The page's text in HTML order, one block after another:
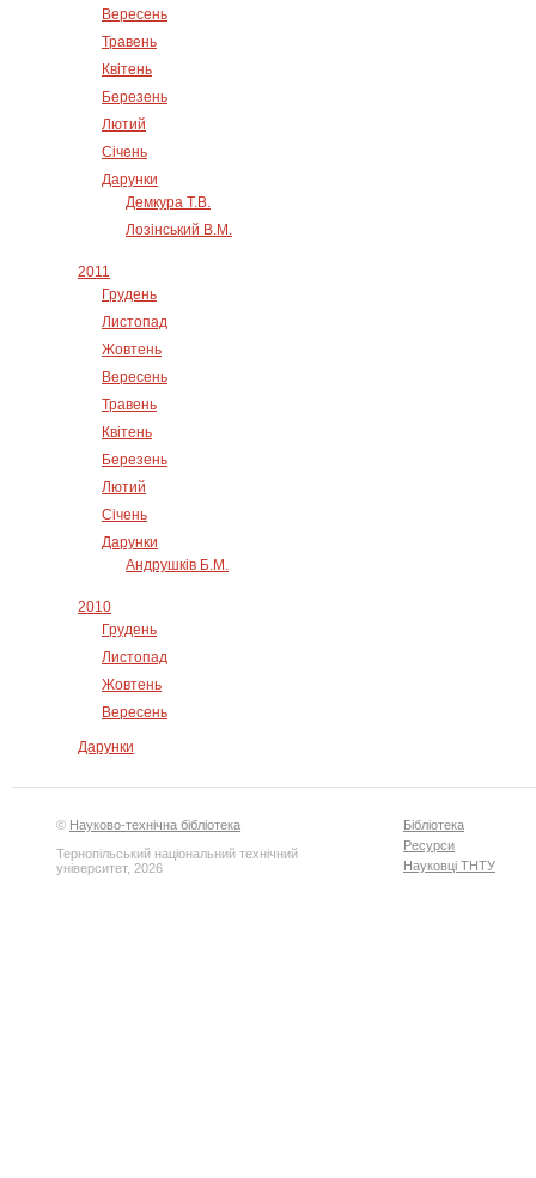
Вересень
Травень
Квітень
Березень
Лютий
Січень
Дарунки
Демкура Т.В.
Лозінський В.М.
2011
Грудень
Листопад
Жовтень
Вересень
Травень
Квітень
Березень
Лютий
Січень
Дарунки
Андрушків Б.М.
2010
Грудень
Листопад
Жовтень
Вересень
Дарунки
© Науково-технічна бібліотека
Тернопільський національний технічний
університет, 2026
Бібліотека
Ресурси
Науковці ТНТУ